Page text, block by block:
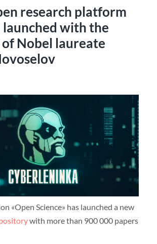
research platform
launched with the
Nobel laureate
«Open Science» has launched a new
with more than 900 000 papers